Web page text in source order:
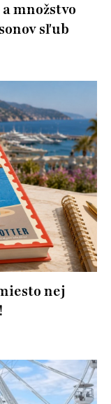
množstvo
sľub
nej